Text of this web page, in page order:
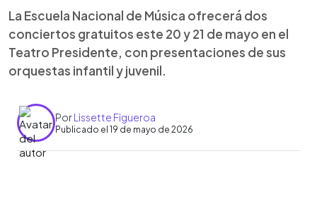
La Escuela Nacional de Música ofrecerá dos
conciertos gratuitos este 20 y 21 de mayo en el
Teatro Presidente, con presentaciones de sus
orquestas infantil y juvenil.
PorLissette Figueroa
Publicado el 19 de mayo de 2026